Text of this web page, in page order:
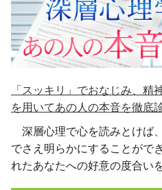
「スッキリ」でおなじみ、精
を用いてあの人の本音を徹底
深層心理で心を読みとけば
でさえ明らかにすることがで
れたあなたへの好意の度合い